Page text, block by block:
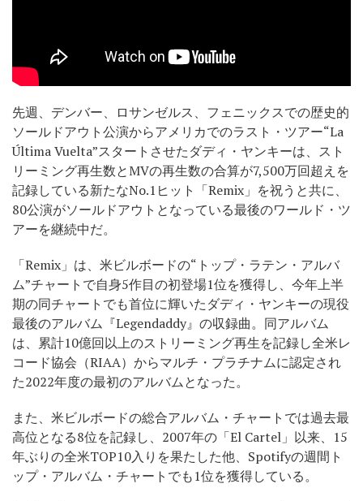
先週、デンバー、ロサンゼルス、フェニックスでの歴史的
ソールドアウト公演からアメリカでのラスト・ツアー“La
Última Vuelta”スタートさせたダディ・ヤンキーは、スト
リーミング再生数とMVの再生数の合算が7,500万回超えを
記録している新たなNo.1ヒット「Remix」を祝うと共に、
80公演がソールドアウトとなっている最後のワールド・ツ
アーを継続中だ。
「Remix」は、米ビルボードの“トップ・ラテン・アルバ
ム”チャートで自身5作目の初登場1位を獲得し、今年上半
期の同チャートでも首位に輝いたダディ・ヤンキーの現役
最後のアルバム『Legendaddy』の収録曲。同アルバム
は、累計10億回以上のストリーミング再生を記録し全米レ
コード協会（RIAA）からマルチ・プラチナムに認定され
た2022年度の最初のアルバムとなった。
また、米ビルボードの総合アルバム・チャートでは過去最
高位となる8位を記録し、2007年の「El Cartel」以来、15
年ぶりの全米TOP10入りを果たした他、Spotifyの週間ト
ップ・アルバム・チャートでも1位を獲得している。